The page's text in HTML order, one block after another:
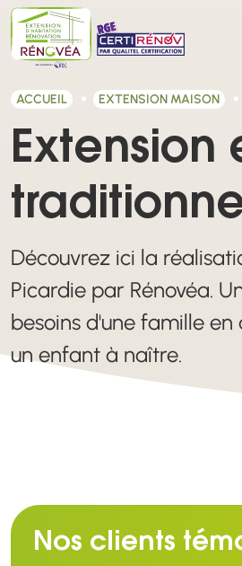
ACCUEIL EXTENSION MAISON
Extension
Découvrez ici la
Picardie par Rénovéa.
besoins d'une famille
un enfant à naître.
Nos clients